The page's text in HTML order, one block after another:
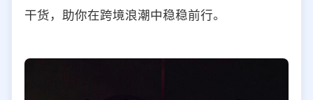
干货，助你在跨境浪潮中稳稳前行。